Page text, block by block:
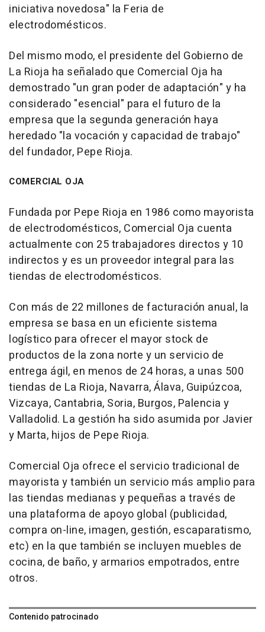
iniciativa novedosa" la Feria de
electrodomésticos.
Del mismo modo, el presidente del Gobierno de
La Rioja ha señalado que Comercial Oja ha
demostrado "un gran poder de adaptación" y ha
considerado "esencial" para el futuro de la
empresa que la segunda generación haya
heredado "la vocación y capacidad de trabajo"
del fundador, Pepe Rioja.
COMERCIAL OJA
Fundada por Pepe Rioja en 1986 como mayorista
de electrodomésticos, Comercial Oja cuenta
actualmente con 25 trabajadores directos y 10
indirectos y es un proveedor integral para las
tiendas de electrodomésticos.
Con más de 22 millones de facturación anual, la
empresa se basa en un eficiente sistema
logístico para ofrecer el mayor stock de
productos de la zona norte y un servicio de
entrega ágil, en menos de 24 horas, a unas 500
tiendas de La Rioja, Navarra, Álava, Guipúzcoa,
Vizcaya, Cantabria, Soria, Burgos, Palencia y
Valladolid. La gestión ha sido asumida por Javier
y Marta, hijos de Pepe Rioja.
Comercial Oja ofrece el servicio tradicional de
mayorista y también un servicio más amplio para
las tiendas medianas y pequeñas a través de
una plataforma de apoyo global (publicidad,
compra on-line, imagen, gestión, escaparatismo,
etc) en la que también se incluyen muebles de
cocina, de baño, y armarios empotrados, entre
otros.
Contenido patrocinado